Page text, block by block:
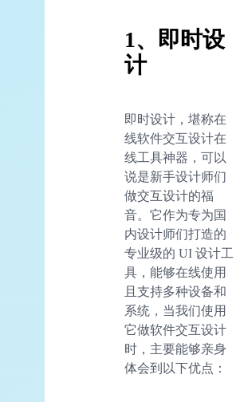
1、即时设
计
即时设计，堪称在
线软件交互设计在
线工具神器，可以
说是新手设计师们
做交互设计的福
音。它作为专为国
内设计师们打造的
专业级的 UI 设计工
具，能够在线使用
且支持多种设备和
系统，当我们使用
它做软件交互设计
时，主要能够亲身
体会到以下优点：